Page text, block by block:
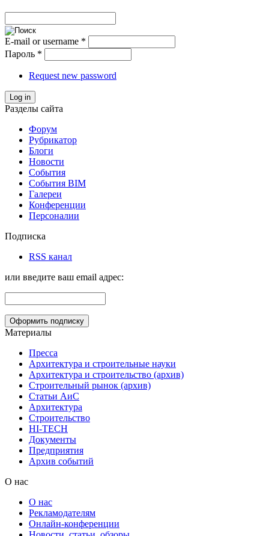
E-mail or username *
Пароль *
Request new password
Log in
Разделы сайта
Форум
Рубрикатор
Блоги
Новости
События
События BIM
Галереи
Конференции
Персоналии
Подписка
RSS канал
или введите ваш email адрес:
Материалы
Пресса
Архитектура и строительные науки
Архитектура и строительство (архив)
Строительный рынок (архив)
Статьи АиС
Архитектура
Строительство
HI-TECH
Документы
Предприятия
Архив событий
О нас
О нас
Рекламодателям
Онлайн-конференции